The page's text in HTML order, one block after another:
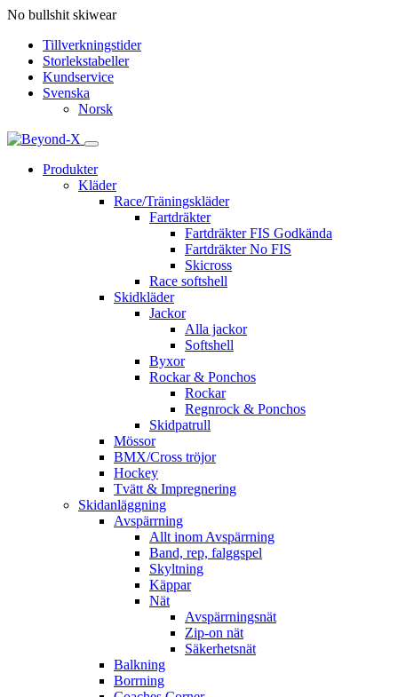
No bullshit skiwear
Tillverkningstider
Storlekstabeller
Kundservice
Svenska
Norsk
Produkter
Kläder
Race/Träningskläder
Fartdräkter
Fartdräkter FIS Godkända
Fartdräkter No FIS
Skicross
Race softshell
Skidkläder
Jackor
Alla jackor
Softshell
Byxor
Rockar & Ponchos
Rockar
Regnrock & Ponchos
Skidpatrull
Mössor
BMX/Cross tröjor
Hockey
Tvätt & Impregnering
Skidanläggning
Avspärrning
Allt inom Avspärrning
Band, rep, falggspel
Skyltning
Käppar
Nät
Avspärrningsnät
Zip-on nät
Säkerhetsnät
Balkning
Borrning